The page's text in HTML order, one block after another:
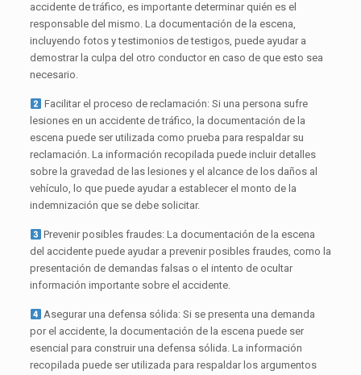
accidente de tráfico, es importante determinar quién es el
responsable del mismo. La documentación de la escena,
incluyendo fotos y testimonios de testigos, puede ayudar a
demostrar la culpa del otro conductor en caso de que esto sea
necesario.
Facilitar el proceso de reclamación: Si una persona sufre
lesiones en un accidente de tráfico, la documentación de la
escena puede ser utilizada como prueba para respaldar su
reclamación. La información recopilada puede incluir detalles
sobre la gravedad de las lesiones y el alcance de los daños al
vehículo, lo que puede ayudar a establecer el monto de la
indemnización que se debe solicitar.
Prevenir posibles fraudes: La documentación de la escena
del accidente puede ayudar a prevenir posibles fraudes, como la
presentación de demandas falsas o el intento de ocultar
información importante sobre el accidente.
Asegurar una defensa sólida: Si se presenta una demanda
por el accidente, la documentación de la escena puede ser
esencial para construir una defensa sólida. La información
recopilada puede ser utilizada para respaldar los argumentos